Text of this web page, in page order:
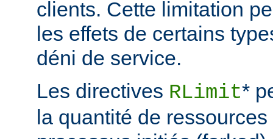
clients. Cette limitation
les effets de certains
déni de service.
Les directives RLimit*
la quantité de